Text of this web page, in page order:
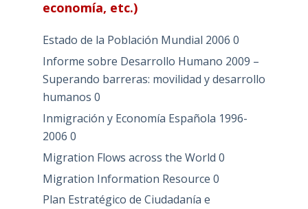
economía, etc.)
Estado de la Población Mundial 2006 0
Informe sobre Desarrollo Humano 2009 –
Superando barreras: movilidad y desarrollo
humanos 0
Inmigración y Economía Española 1996-
2006 0
Migration Flows across the World 0
Migration Information Resource 0
Plan Estratégico de Ciudadanía e